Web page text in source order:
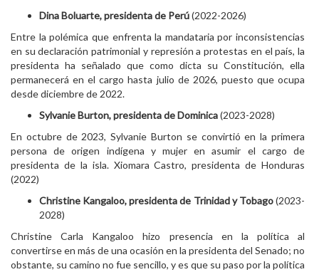
Dina Boluarte, presidenta de Perú(2022-2026)
Entre la polémica que enfrenta la mandataria por inconsistencias
en su declaración patrimonial y represión a protestas en el país, la
presidenta ha señalado que como dicta su Constitución, ella
permanecerá en el cargo hasta julio de 2026, puesto que ocupa
desde diciembre de 2022.
Sylvanie Burton, presidenta de Dominica(2023-2028)
En octubre de 2023, Sylvanie Burton se convirtió en la primera
persona de origen indígena y mujer en asumir el cargo de
presidenta de la isla. Xiomara Castro, presidenta de Honduras
(2022)
Christine Kangaloo, presidenta de Trinidad y Tobago(2023-
2028)
Christine Carla Kangaloo hizo presencia en la política al
convertirse en más de una ocasión en la presidenta del Senado; no
obstante, su camino no fue sencillo, y es que su paso por la política